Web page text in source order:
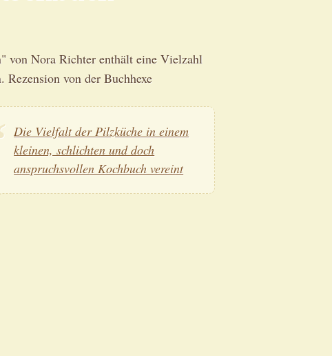
von Nora Richter enthält eine Vielzahl
Rezension von der Buchhexe
Die Vielfalt der Pilzküche in einem
kleinen, schlichten und doch
anspruchsvollen Kochbuch vereint